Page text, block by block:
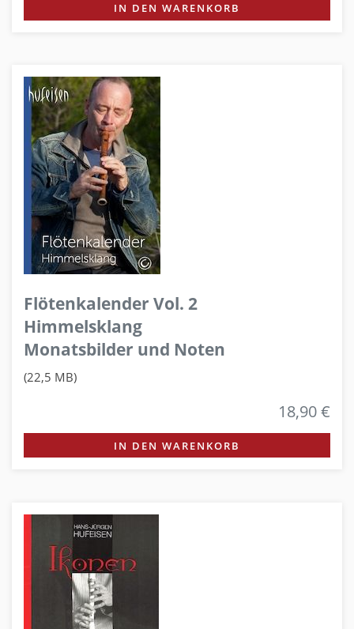
IN DEN WARENKORB
Flötenkalender Vol. 2
Himmelsklang
Monatsbilder und Noten
(22,5 MB)
18,90 €
IN DEN WARENKORB